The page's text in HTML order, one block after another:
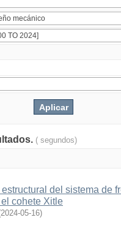
( segundos)
del sistema de
cohete Xitle
2024-05-16)